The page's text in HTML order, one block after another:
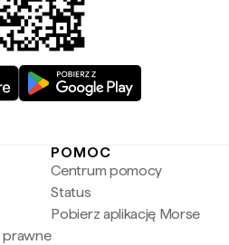
POMOC
Centrum pomocy
Status
Pobierz aplikację Morse